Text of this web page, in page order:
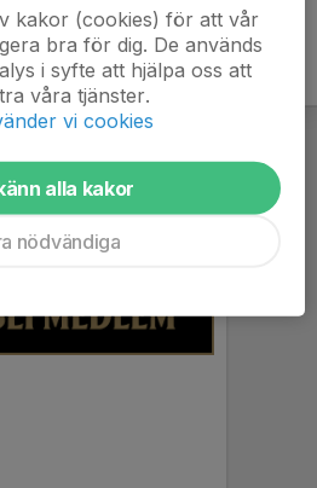
kakor (cookies) för att vår
bra för dig. De används
i syfte att hjälpa oss att
våra tjänster.
vi cookies
alla kakor
nödvändiga